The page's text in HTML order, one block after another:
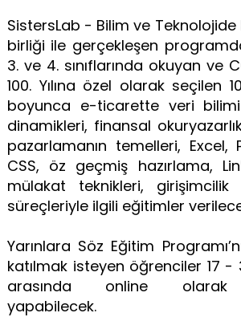
SistersLab - Bilim ve Teknolojide
birliği ile gerçekleşen
3. ve 4. sınıflarında okuyan ve
100. Yılına özel olarak seçilen
boyunca e-ticarette veri
dinamikleri, finansal
pazarlamanın temelleri, Excel,
CSS, öz geçmiş hazırlama,
mülakat teknikleri, girişimcilik
süreçleriyle ilgili eğitimler
Yarınlara Söz Eğitim
katılmak isteyen öğrenciler 17 -
arasında online olarak
yapabilecek.